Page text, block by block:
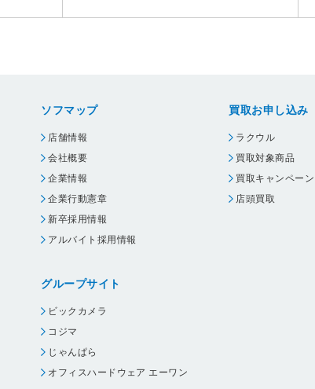
ソフマップ
店舗情報
会社概要
企業情報
企業行動憲章
新卒採用情報
アルバイト採用情報
グループサイト
ビックカメラ
コジマ
じゃんぱら
オフィスハードウェア エーワン
買取お申し込み
ラクウル
買取対象商品
買取キャンペーン
店頭買取